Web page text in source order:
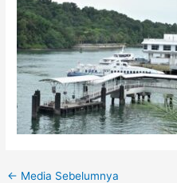
← Media Sebelumnya